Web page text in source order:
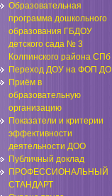
Образовательная
программа дошкольного
образования ГБДОУ
детского сада № 3
Колпинского района СПб
Переход ДОУ на ФОП ДО
Приём в
образовательную
организацию
Показатели и критерии
эффективности
деятельности ДОО
Публичный доклад
ПРОФЕССИОНАЛЬНЫЙ
СТАНДАРТ